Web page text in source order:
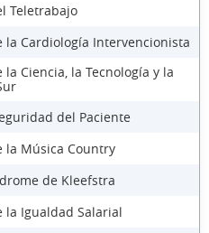
Teletrabajo
la Cardiología Intervencionista
Ciencia, la Tecnología y la
del Paciente
la Música Country
de Kleefstra
la Igualdad Salarial